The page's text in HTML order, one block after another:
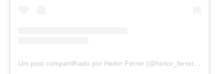
Um post compartilhado por Heitor Férrer (@heitor_ferrer77)